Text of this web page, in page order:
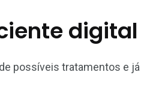
digital
possíveis tratamentos e já